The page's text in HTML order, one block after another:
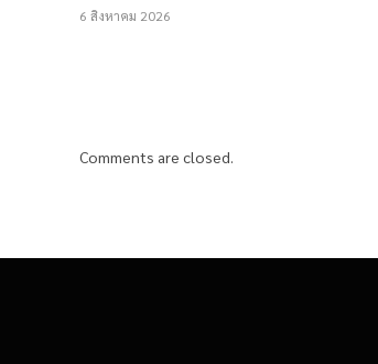
6 สิงหาคม 2026
Comments are closed.